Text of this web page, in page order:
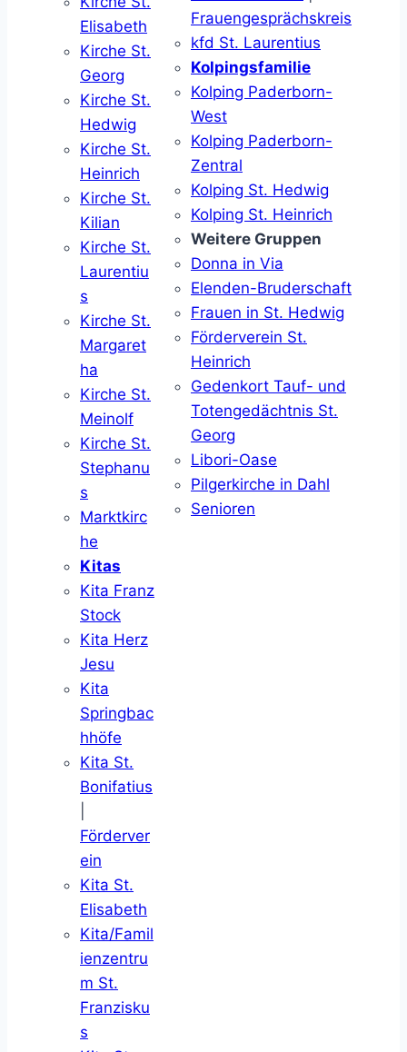
Elisabeth
Kirche St.
Georg
Kirche St.
Hedwig
Kirche St.
Heinrich
Kirche St.
Kilian
Kirche St.
Laurentiu
s
Kirche St.
Margaret
ha
Kirche St.
Meinolf
Kirche St.
Stephanu
s
Marktkirc
he
Kitas
Kita Franz
Stock
Kita Herz
Jesu
Kita
Springbac
hhöfe
Kita St.
Bonifatius
Förderver
ein
Kita St.
Elisabeth
Kita/Famil
ienzentru
m St.
Franzisku
s
Frauengesprächskreis
kfd St. Laurentius
Kolpingsfamilie
Kolping Paderborn-
West
Kolping Paderborn-
Zentral
Kolping St. Hedwig
Kolping St. Heinrich
Weitere Gruppen
Donna in Via
Elenden-Bruderschaft
Frauen in St. Hedwig
Förderverein St.
Heinrich
Gedenkort Tauf- und
Totengedächtnis St.
Georg
Libori-Oase
Pilgerkirche in Dahl
Senioren